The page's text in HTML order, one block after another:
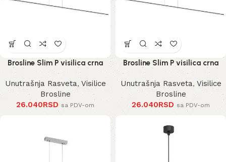
Brosline Slim P visilica crna
Unutrašnja Rasveta, Visilice
Brosline
26.040RSD sa PDV-om
Brosline Slim P visilica crna
Unutrašnja Rasveta, Visilice
Brosline
26.040RSD sa PDV-om